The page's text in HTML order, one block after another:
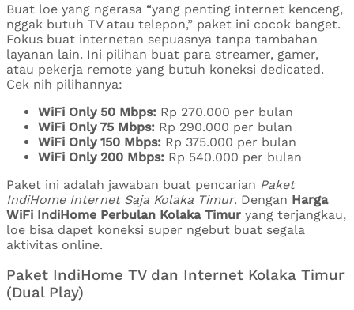
Buat loe yang ngerasa “yang penting internet kenceng,
nggak butuh TV atau telepon,” paket ini cocok banget.
Fokus buat internetan sepuasnya tanpa tambahan
layanan lain. Ini pilihan buat para streamer, gamer,
atau pekerja remote yang butuh koneksi dedicated.
Cek nih pilihannya:
WiFi Only 50 Mbps: Rp 270.000 per bulan
WiFi Only 75 Mbps: Rp 290.000 per bulan
WiFi Only 150 Mbps: Rp 375.000 per bulan
WiFi Only 200 Mbps: Rp 540.000 per bulan
Paket ini adalah jawaban buat pencarian Paket
IndiHome Internet Saja Kolaka Timur. Dengan Harga
WiFi IndiHome Perbulan Kolaka Timur yang terjangkau,
loe bisa dapet koneksi super ngebut buat segala
aktivitas online.
Paket IndiHome TV dan Internet Kolaka Timur
(Dual Play)